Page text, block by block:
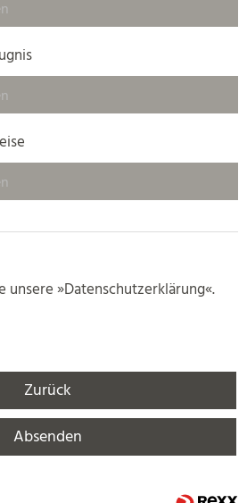
unsere Datenschutzerklärung .
Zurück
Absenden